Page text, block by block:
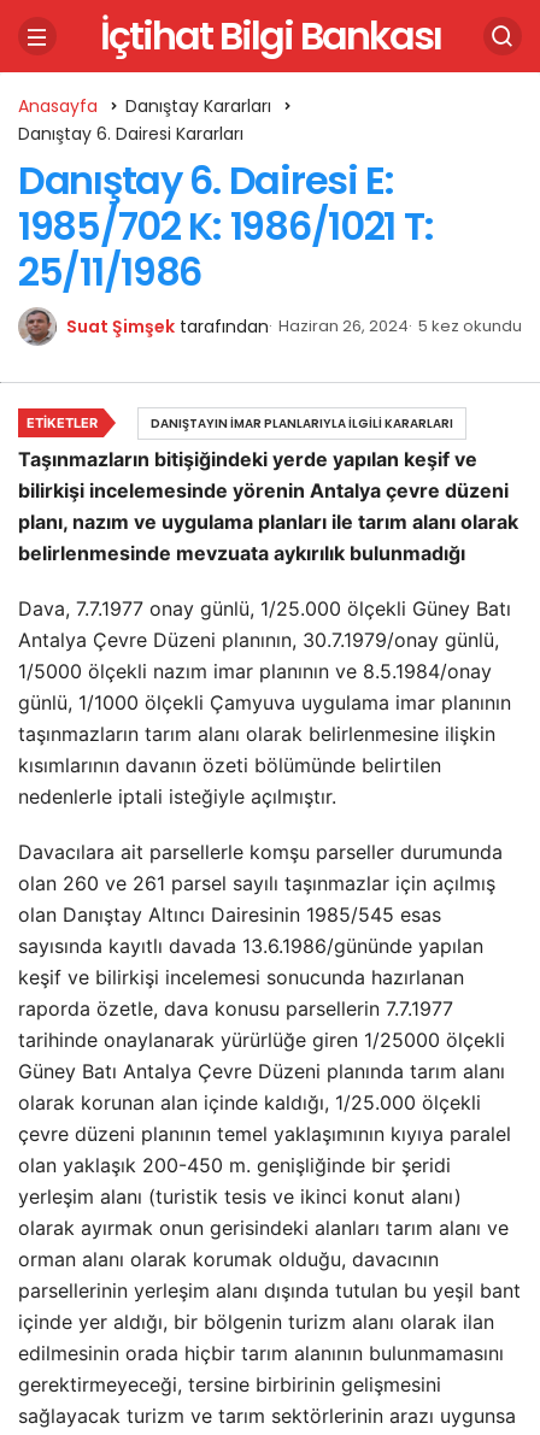
İçtihat Bilgi Bankası
Anasayfa
Danıştay Kararları
Danıştay 6. Dairesi Kararları
Danıştay 6. Dairesi E:
1985/702 K: 1986/1021 T:
25/11/1986
Suat Şimşek tarafından Haziran 26, 2024 5 kez okundu
Taşınmazların bitişiğindeki yerde yapılan keşif ve
bilirkişi incelemesinde yörenin Antalya çevre düzeni
planı, nazım ve uygulama planları ile tarım alanı olarak
belirlenmesinde mevzuata aykırılık bulunmadığı
Dava, 7.7.1977 onay günlü, 1/25.000 ölçekli Güney Batı
Antalya Çevre Düzeni planının, 30.7.1979/onay günlü,
1/5000 ölçekli nazım imar planının ve 8.5.1984/onay
günlü, 1/1000 ölçekli Çamyuva uygulama imar planının
taşınmazların tarım alanı olarak belirlenmesine ilişkin
kısımlarının davanın özeti bölümünde belirtilen
nedenlerle iptali isteğiyle açılmıştır.
Davacılara ait parsellerle komşu parseller durumunda
olan 260 ve 261 parsel sayılı taşınmazlar için açılmış
olan Danıştay Altıncı Dairesinin 1985/545 esas
sayısında kayıtlı davada 13.6.1986/gününde yapılan
keşif ve bilirkişi incelemesi sonucunda hazırlanan
raporda özetle, dava konusu parsellerin 7.7.1977
tarihinde onaylanarak yürürlüğe giren 1/25000 ölçekli
Güney Batı Antalya Çevre Düzeni planında tarım alanı
olarak korunan alan içinde kaldığı, 1/25.000 ölçekli
çevre düzeni planının temel yaklaşımının kıyıya paralel
olan yaklaşık 200-450 m. genişliğinde bir şeridi
yerleşim alanı (turistik tesis ve ikinci konut alanı)
olarak ayırmak onun gerisindeki alanları tarım alanı ve
orman alanı olarak korumak olduğu, davacının
parsellerinin yerleşim alanı dışında tutulan bu yeşil bant
içinde yer aldığı, bir bölgenin turizm alanı olarak ilan
edilmesinin orada hiçbir tarım alanının bulunmamasını
gerektirmeyeceği, tersine birbirinin gelişmesini
sağlayacak turizm ve tarım sektörlerinin arazı uygunsa
ETIKETLER DANIŞTAYIN İMAR PLANLARIYLA İLGILI KARARLARI